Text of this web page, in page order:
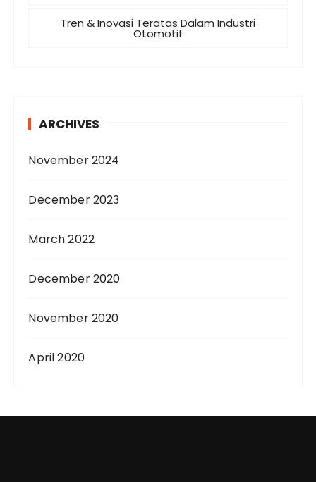
Tren & Inovasi Teratas Dalam Industri
Otomotif
ARCHIVES
November 2024
December 2023
March 2022
December 2020
November 2020
April 2020